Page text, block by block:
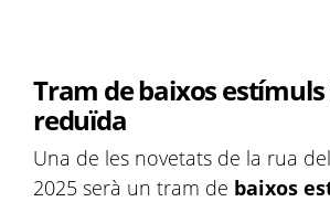
Tram de baixos
reduïda
Una de les novetats de la rua
2025 serà un tram de baixos